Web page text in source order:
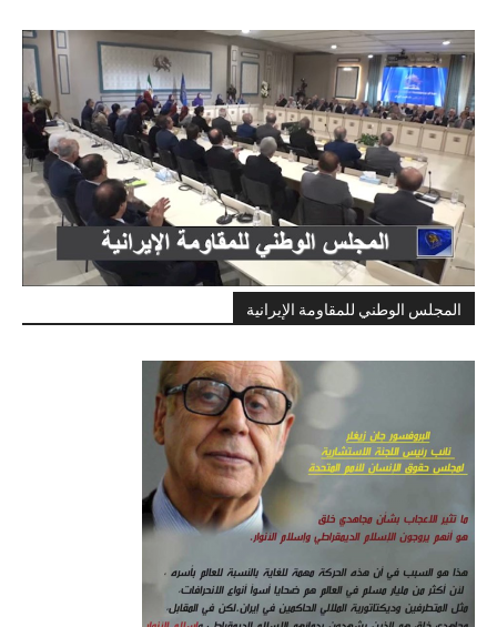
المجلس الوطني للمقاومة الإيرانية